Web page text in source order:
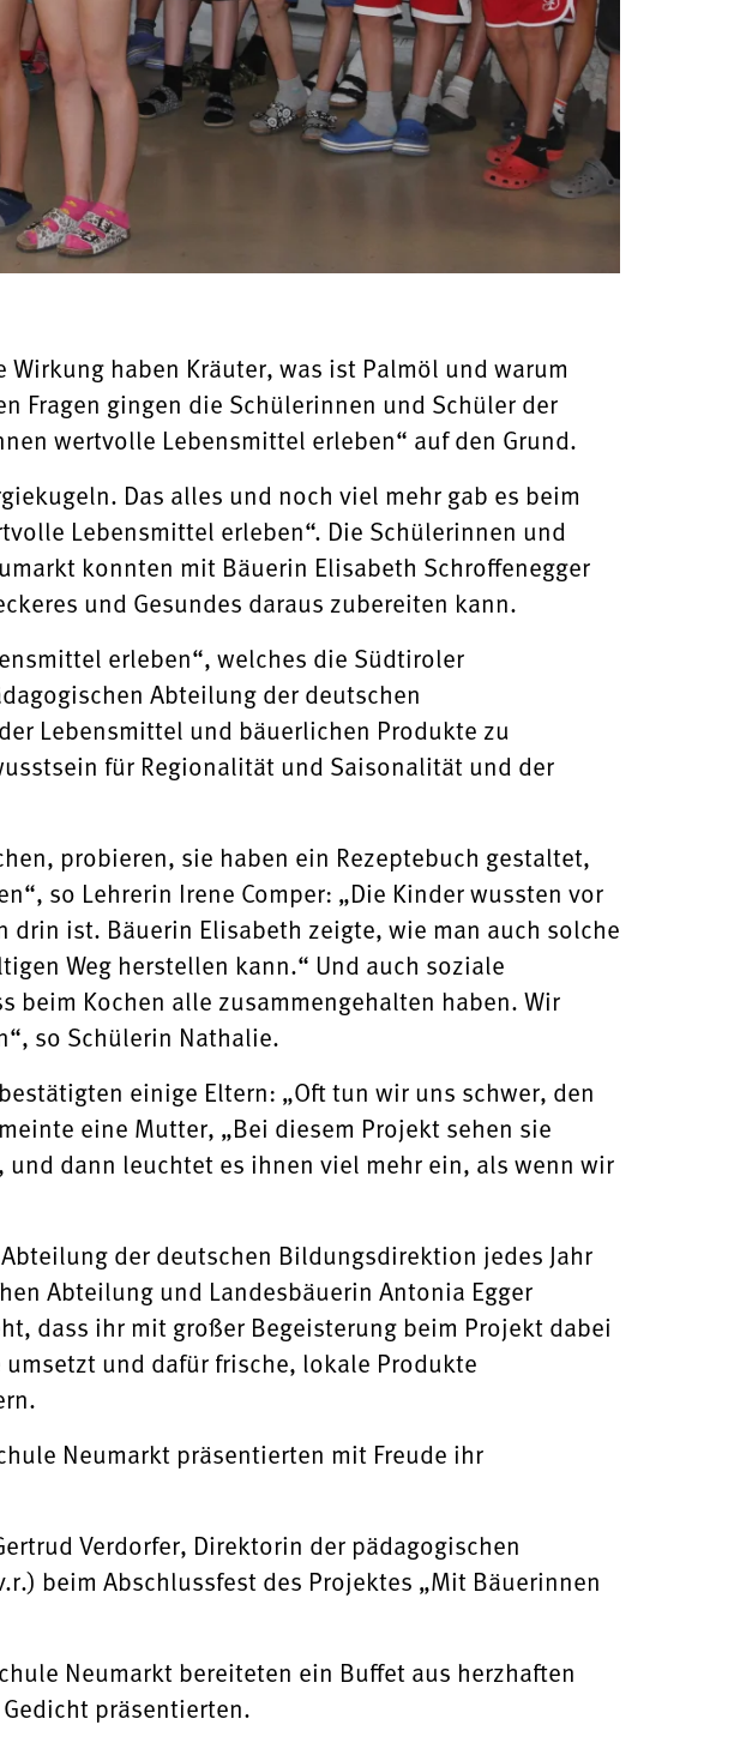
haben Kräuter, was ist Palmöl und warum
Fragen gingen die Schülerinnen und Schüler der
wertvolle Lebensmittel erleben“ auf den Grund.
Das alles und noch viel mehr gab es beim
Lebensmittel erleben“. Die Schülerinnen und
konnten mit Bäuerin Elisabeth Schroffenegger
und Gesundes daraus zubereiten kann.
erleben“, welches die Südtiroler
Abteilung der deutschen
Lebensmittel und bäuerlichen Produkte zu
für Regionalität und Saisonalität und der
probieren, sie haben ein Rezeptebuch gestaltet,
so Lehrerin Irene Comper: „Die Kinder wussten vor
ist. Bäuerin Elisabeth zeigte, wie man auch solche
Weg herstellen kann.“ Und auch soziale
beim Kochen alle zusammengehalten haben. Wir
so Schülerin Nathalie.
einige Eltern: „Oft tun wir uns schwer, den
eine Mutter, „Bei diesem Projekt sehen sie
dann leuchtet es ihnen viel mehr ein, als wenn wir
der deutschen Bildungsdirektion jedes Jahr
Abteilung und Landesbäuerin Antonia Egger
dass ihr mit großer Begeisterung beim Projekt dabei
und dafür frische, lokale Produkte
Neumarkt präsentierten mit Freude ihr
Verdorfer, Direktorin der pädagogischen
beim Abschlussfest des Projektes „Mit Bäuerinnen
Neumarkt bereiteten ein Buffet aus herzhaften
präsentierten.